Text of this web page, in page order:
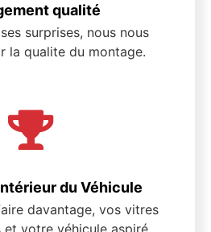
qualité
surprises, nous nous
la qualite du montage.
du Véhicule
davantage, vos vitres
votre véhicule aspiré.